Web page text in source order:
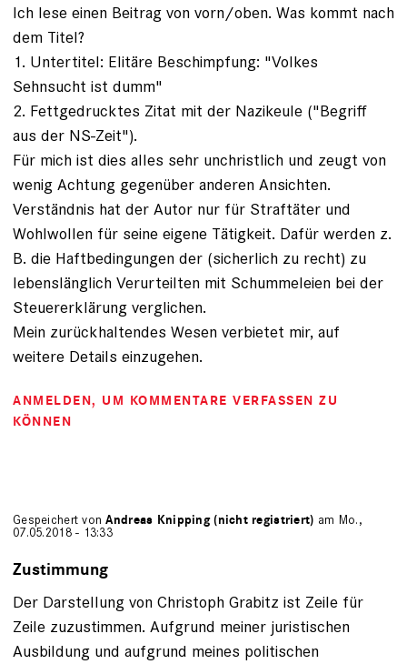
Ich lese einen Beitrag von vorn/oben. Was kommt nach
dem Titel?
1. Untertitel: Elitäre Beschimpfung: "Volkes
Sehnsucht ist dumm"
2. Fettgedrucktes Zitat mit der Nazikeule ("Begriff
aus der NS-Zeit").
Für mich ist dies alles sehr unchristlich und zeugt von
wenig Achtung gegenüber anderen Ansichten.
Verständnis hat der Autor nur für Straftäter und
Wohlwollen für seine eigene Tätigkeit. Dafür werden z.
B. die Haftbedingungen der (sicherlich zu recht) zu
lebenslänglich Verurteilten mit Schummeleien bei der
Steuererklärung verglichen.
Mein zurückhaltendes Wesen verbietet mir, auf
weitere Details einzugehen.
ANMELDEN, UM KOMMENTARE VERFASSEN ZU
KÖNNEN
Gespeichert vonAndreas Knipping (nicht registriert) am Mo.,
07.05.2018 - 13:33
Zustimmung
Der Darstellung von Christoph Grabitz ist Zeile für
Zeile zuzustimmen. Aufgrund meiner juristischen
Ausbildung und aufgrund meines politischen